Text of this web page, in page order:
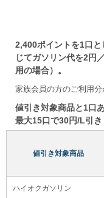
2,400ポイントを1口
じてガソリン代を2円
用の場合）。
家族会員の方のご利用分
値引き対象商品と1口
最大15口で30円/L引き
値引き対象商品
ハイオクガソリン